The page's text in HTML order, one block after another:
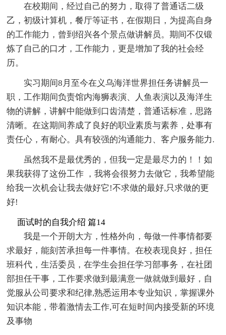
在校期间，经过自己的努力，取得了普通话二级
乙，初级计算机，餐厅等证书，在假期日，为提高自身
的工作能力，曾到绍兴各个景点做讲解员。期间不仅锻
炼了自己的口才，工作能力，更是增加了我的社会经
历。
实习期间8月至今在义乌海洋世界担任务讲解员一
职，工作期间负责馆内海狮表演、人鱼表演以及海洋生
物的讲解，讲解中能做到口齿清楚，普通话标准，思路
清晰。在这期间养成了良好的职业素质与素养，处事有
责任心，有耐心。具有较强的沟通能力、客户服务能力.
虽然我不是最优秀的，但我一定是最尽力的！！如
果我获得了这份工作 ，我将会很努力去做它，我希望能
给我一次机会让我去做好它!不求做的最好,只求做的更
好!
面试时的自我介绍 篇14
我是一个开朗大方，性格外向，每做一件事情都要
求最好，能刻苦承担每一件事情。在校表现良好，担任
班科代，生活委员，在学生会担任学习部事务，在社团
部担任干事，工作要求做到最满意一做就做到最好，自
觉服从公司要求和纪律,熟悉运用本专业知识，掌握课外
知识本能，带着激情去工作,可在短时间内接受新的环境
及事物